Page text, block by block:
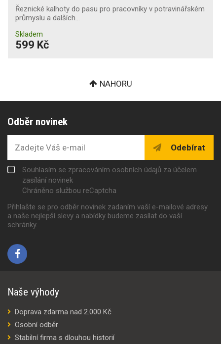
Řeznické kalhoty do pasu pro pracovníky v potravinářském
průmyslu a dalších…
Skladem
599 Kč
NAHORU
Odběr novinek
Odebírat
Souhlasím se zpracováním osobních údajů za účelem
zasílání novinek
Chráněno službou reCaptcha
Přihlašte se pro odběr novinek zadaním vaší e-mailové adresy
a naše nejlepší slevy a nabídky budeme zasílat do vaší
schránky.
Naše výhody
Doprava zdarma nad 2.000 Kč
Osobní odběr
Stabilní firma s dlouhou historií